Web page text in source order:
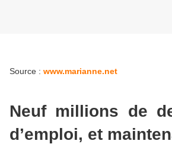
Source : www.marianne.net
Neuf millions de
d’emploi, et